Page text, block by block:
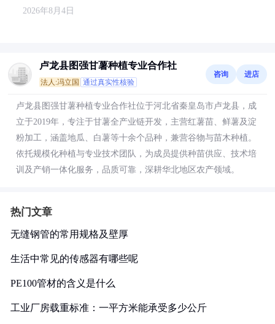
2026年8月4日
卢龙县图强甘薯种植专业合作社
法人:冯立国 通过真实性核验
咨询 进店
卢龙县图强甘薯种植专业合作社位于河北省秦皇岛市卢龙县，成
立于2019年，专注于甘薯全产业链开发，主营红薯苗、鲜薯及淀
粉加工，涵盖地瓜、白薯等十余个品种，兼营谷物与苗木种植。
依托规模化种植与专业技术团队，为成员提供种苗供应、技术培
训及产销一体化服务，品质可靠，深耕华北地区农产领域。
热门文章
无缝钢管的常用规格及壁厚
生活中常见的传感器有哪些呢
PE100管材的含义是什么
工业厂房载重标准：一平方米能承受多少公斤